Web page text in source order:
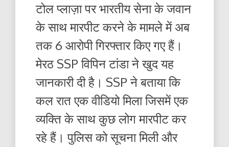
टोल प्लाज़ा पर भारतीय सेना के जवान
के साथ मारपीट करने के मामले में अब
तक 6 आरोपी गिरफ्तार किए गए हैं।
मेरठ SSP विपिन टांडा ने खुद यह
जानकारी दी है। SSP ने बताया कि
कल रात एक वीडियो मिला जिसमें एक
व्यक्ति के साथ कुछ लोग मारपीट कर
रहे हैं। पुलिस को सूचना मिली और